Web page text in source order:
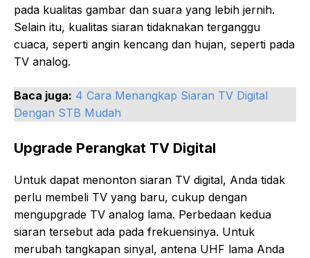
pada kualitas gambar dan suara yang lebih jernih.
Selain itu, kualitas siaran tidaknakan terganggu
cuaca, seperti angin kencang dan hujan, seperti pada
TV analog.
Baca juga: 4 Cara Menangkap Siaran TV Digital
Dengan STB Mudah
Upgrade Perangkat TV Digital
Untuk dapat menonton siaran TV digital, Anda tidak
perlu membeli TV yang baru, cukup dengan
mengupgrade TV analog lama. Perbedaan kedua
siaran tersebut ada pada frekuensinya. Untuk
merubah tangkapan sinyal, antena UHF lama Anda